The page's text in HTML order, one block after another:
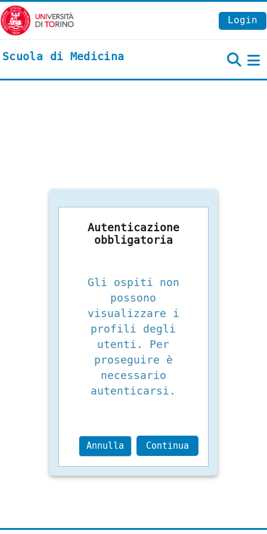
Vai al contenuto principale
Login
Scuola di Medicina
Autenticazione
obbligatoria
Gli ospiti non
possono
visualizzare i
profili degli
utenti. Per
proseguire è
necessario
autenticarsi.
Annulla Continua